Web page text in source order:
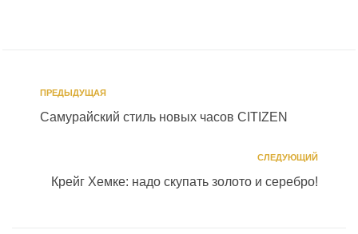
ПРЕДЫДУЩАЯ
Самурайский стиль новых часов CITIZEN
СЛЕДУЮЩИЙ
Крейг Хемке: надо скупать золото и серебро!